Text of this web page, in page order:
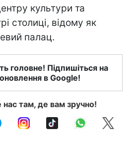
культури та
столиці, відому як
палац.
головне! Підпишіться на
в Google!
там, де вам зручно!